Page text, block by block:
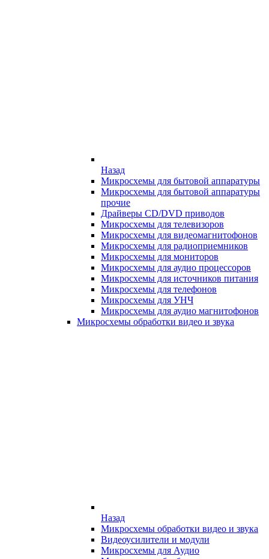
Назад
Микросхемы для бытовой аппаратуры
Микросхемы для бытовой аппаратуры
прочие
Драйверы CD/DVD приводов
Микросхемы для телевизоров
Микросхемы для видеомагнитофонов
Микросхемы для радиоприемников
Микросхемы для мониторов
Микросхемы для аудио процессоров
Микросхемы для источников питания
Микросхемы для телефонов
Микросхемы для УНЧ
Микросхемы для аудио магнитофонов
Микросхемы обработки видео и звука
Назад
Микросхемы обработки видео и звука
Видеоусилители и модули
Микросхемы для Аудио